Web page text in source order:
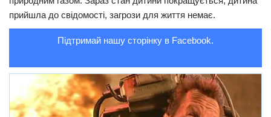
прийшла до свідомості, загрози для життя немає.
Підтримай нашу сторінку в Facebook.